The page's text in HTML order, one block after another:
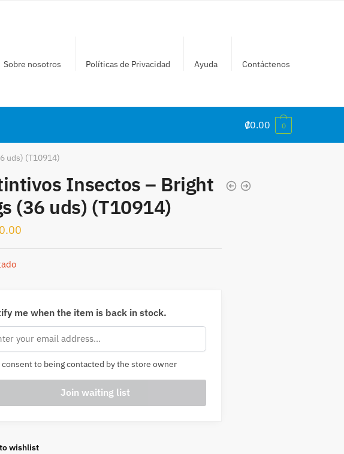
Sobre nosotros Políticas de Privacidad Ayuda Contáctenos
₡0.00 0
uds) (T10914)
Insectos – Bright
(36 uds) (T10914)
me when the item is back in stock.
to being contacted by the store owner
wishlist